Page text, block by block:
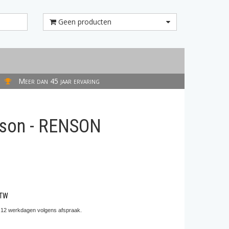
Geen producten
Meer dan 45 jaar ervaring
- RENSON
werkdagen volgens afspraak.